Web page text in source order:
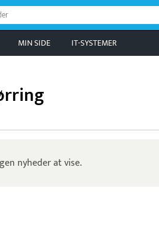
MIN SIDE IT-SYSTEMER
nyheder at vise.